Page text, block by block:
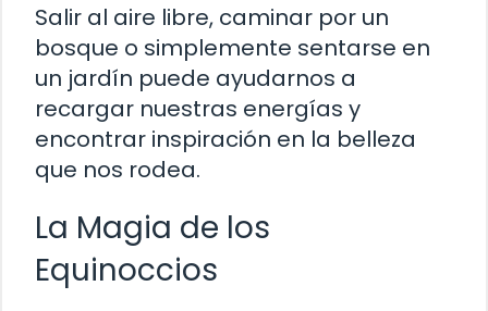
Salir al aire libre, caminar por un
bosque o simplemente sentarse en
un jardín puede ayudarnos a
recargar nuestras energías y
encontrar inspiración en la belleza
que nos rodea.
La Magia de los
Equinoccios